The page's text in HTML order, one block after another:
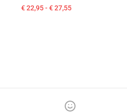
€ 22,95 - € 27,55